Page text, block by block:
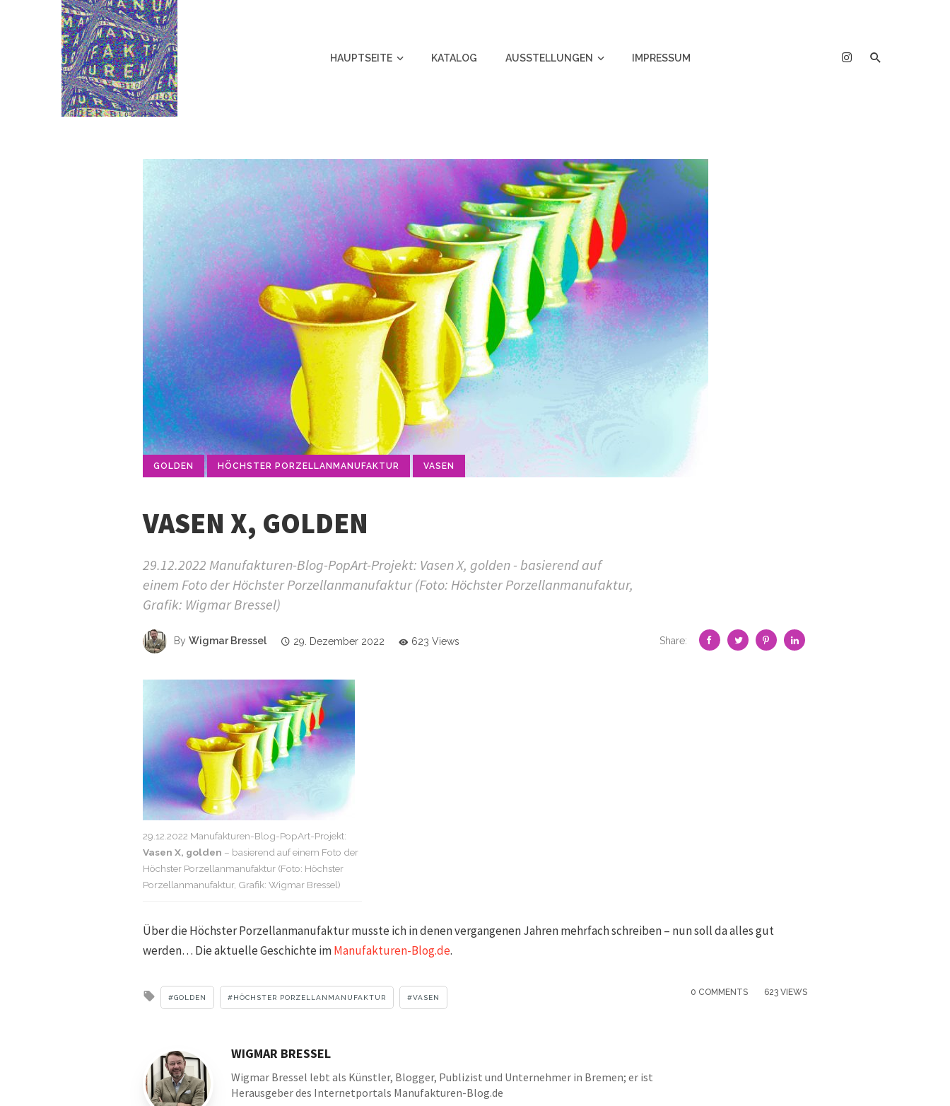
HAUPTSEITE KATALOG AUSSTELLUNGEN IMPRESSUM
GOLDEN HÖCHSTER PORZELLANMANUFAKTUR VASEN
VASEN X, GOLDEN
29.12.2022 Manufakturen-Blog-PopArt-Projekt: Vasen X, golden - basierend auf
einem Foto der Höchster Porzellanmanufaktur (Foto: Höchster Porzellanmanufaktur,
Grafik: Wigmar Bressel)
By Wigmar Bressel 29. Dezember 2022 623 Views Share:
29.12.2022 Manufakturen-Blog-PopArt-Projekt:
Vasen X, golden – basierend auf einem Foto der
Höchster Porzellanmanufaktur (Foto: Höchster
Porzellanmanufaktur, Grafik: Wigmar Bressel)
Über die Höchster Porzellanmanufaktur musste ich in denen vergangenen Jahren mehrfach schreiben – nun soll da alles gut
werden… Die aktuelle Geschichte imManufakturen-Blog.de.
Tagged
GOLDEN HÖCHSTER PORZELLANMANUFAKTUR VASEN
0 COMMENTS 623 VIEWS
WIGMAR BRESSEL
Wigmar Bressel lebt als Künstler, Blogger, Publizist und Unternehmer in Bremen; er ist
Herausgeber des Internetportals Manufakturen-Blog.de